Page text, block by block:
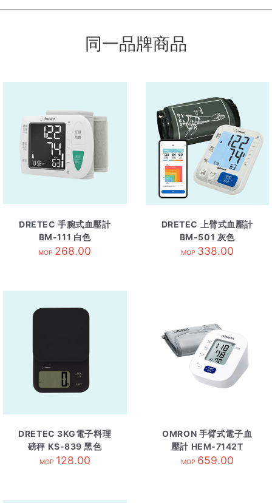
同一品牌商品
DRETEC 手腕式血壓計
BM-111 白色
MOP 268.00
DRETEC 上臂式血壓計
BM-501 灰色
MOP 338.00
DRETEC 3KG電子料理
磅秤 KS-839 黑色
MOP 128.00
OMRON 手臂式電子血
壓計 HEM-7142T
MOP 659.00